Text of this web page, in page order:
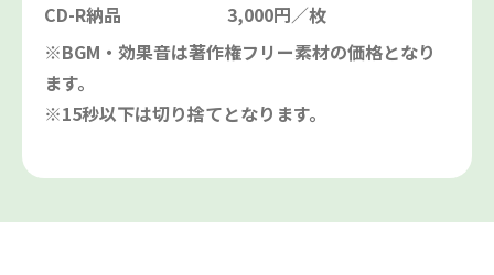
CD-R納品
3,000円／枚
※BGM・効果音は著作権フリー素材の価格となり
ます。
※15秒以下は切り捨てとなります。